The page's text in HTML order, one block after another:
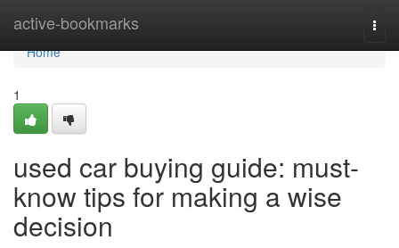
active-bookmarks
Home
Home
1
used car buying guide: must-
know tips for making a wise
decision